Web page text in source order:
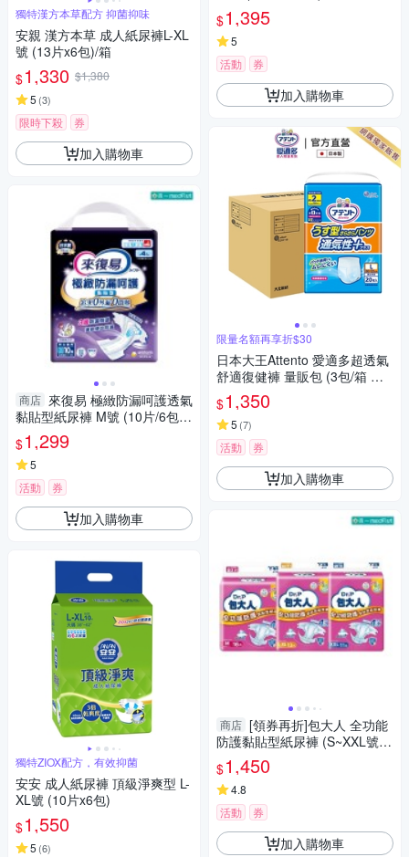
獨特漢方本草配方 抑菌抑味
安親 漢方本草 成人紙尿褲L-XL
號 (13片x6包)/箱
$1,330 $1,380
5 (3)
限時下殺 券
加入購物車
商店 來復易 極緻防漏呵護透氣
黏貼型紙尿褲 M號 (10片/6包/
箱)【杏一】
$1,299
5
活動
券
加入購物車
獨特ZIOX配方，有效抑菌
安安 成人紙尿褲 頂級淨爽型 L-
XL號 (10片x6包)
$1,550
5 (6)
$1,395
5
活動
券
加入購物車
限量名額再享折$30
日本大王Attento 愛適多超透氣
舒適復健褲 量販包 (3包/箱 箱
購)
$1,350
5 (7)
活動 券
加入購物車
商店 [領券再折]包大人 全功能
防護黏貼型紙尿褲 (S~XXL號/6
包/箱)【杏一】
$1,450
4.8
活動
券
加入購物車